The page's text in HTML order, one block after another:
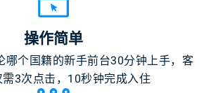
操作简单
哪个国籍的新手前台30分钟上手，客
3次点击，10秒钟完成入住